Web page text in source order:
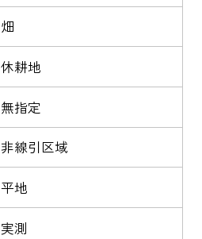
畑
休耕地
無指定
非線引区域
平地
実測